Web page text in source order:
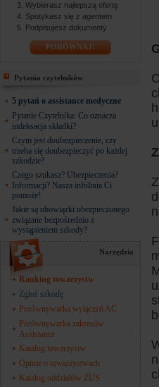
Wybierasz najlepszą ofertę
Spotykasz się z agentem
Podpisujesz dokumenty
PORÓWNAJ!
Pytania czytelników
5 pytań o assistance medyczne
Pytanie Czytelnika: Co oznacza
indeksacja składki?
Czym jest doubezpieczenie, czy
trzeba się doubezpieczyć po każdej
szkodzie?
Czego szukasz? Ubezpieczenia?
Informacji? Nasza infolinia Ci
pomoże!
Jakie są obowiązki ubezpieczonego
związane bezpośrednio z
wystąpieniem szkody?
Narzędzia
Ranking towarzystw
Zgłoś szkodę
Porównywarka wyłączeń AC
Porównywarka zakresów
Assistance
Katalog towarzystw
Opinie o towarzystwach
Katalog oddziałów ZUS